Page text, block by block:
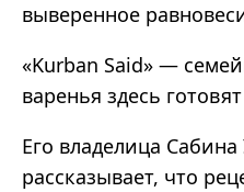
выверенное
«Kurban Said» —
варенья здесь
Его владелица Сабина
рассказывает, что